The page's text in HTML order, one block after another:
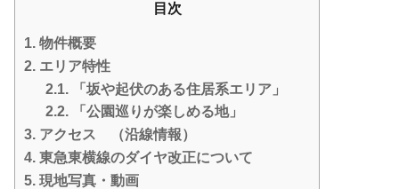
目次
1. 物件概要
2. エリア特性
2.1.「坂や起伏のある住居系エリア」
2.2.「公園巡りが楽しめる地」
3. アクセス （沿線情報）
4. 東急東横線のダイヤ改正について
5. 現地写真・動画